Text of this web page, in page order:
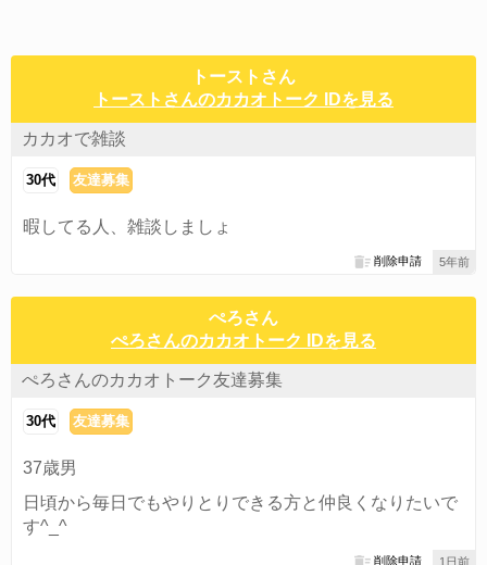
トーストさん
トーストさんのカカオトーク IDを見る
カカオで雑談
30代 友達募集
暇してる人、雑談しましょ
5年前
削除申請
ぺろさん
ぺろさんのカカオトーク IDを見る
ぺろさんのカカオトーク友達募集
30代 友達募集
37歳男
日頃から毎日でもやりとりできる方と仲良くなりたいで
す^_^
1日前
削除申請